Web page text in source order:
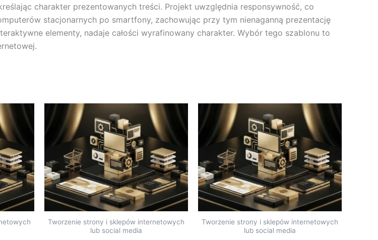
charakter prezentowanych treści. Projekt uwzględnia responsywność, co
stacjonarnych po smartfony, zachowując przy tym nienaganną prezentację
elementy, nadaje całości wyrafinowany charakter. Wybór tego szablonu to
Tworzenie strony i sklepów internetowych
lub social media
Tworzenie strony i sklepów internetowych
lub social media